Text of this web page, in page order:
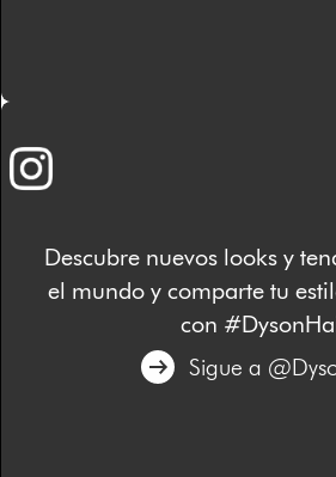
Descubre nuevos looks y
el mundo y comparte tu
con
Sigue a